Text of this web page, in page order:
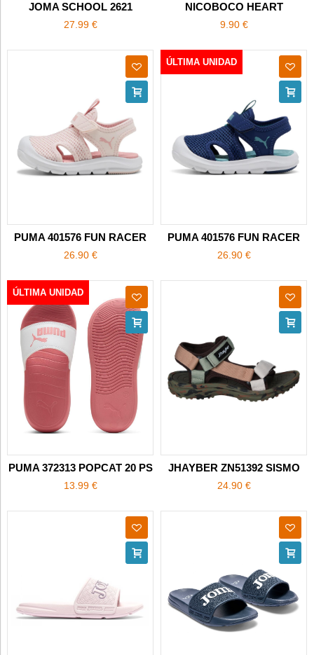
JOMA SCHOOL 2621
27.99 €
NICOBOCO HEART
9.90 €
PUMA 401576 FUN RACER
26.90 €
PUMA 401576 FUN RACER
26.90 €
ÚLTIMA UNIDAD
PUMA 372313 POPCAT 20 PS
13.99 €
ÚLTIMA UNIDAD
JHAYBER ZN51392 SISMO
24.90 €